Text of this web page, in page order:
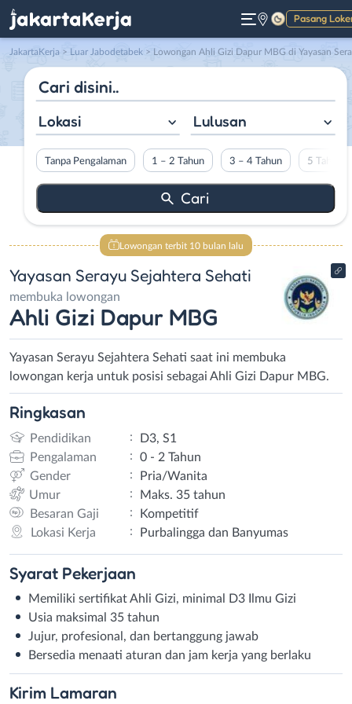
Pasang
Gelap
JakartaKerja > Luar Jabodetabek > Lowongan Ahli Gizi Dapur MBG di Yayasan Serayu Sejahtera Sehati
Lokasi Lulusan
Tanpa Pengalaman 1 – 2 Tahun 3 – 4 Tahun 5 Tahun
Lowongan terbit 10 bulan lalu
Yayasan Serayu Sejahtera Sehati
membuka lowongan
Ahli Gizi Dapur MBG
Yayasan Serayu Sejahtera Sehati saat ini membuka
lowongan kerja untuk posisi sebagai Ahli Gizi Dapur MBG.
Ringkasan
Pendidikan :
D3, S1
Pengalaman
:
0 - 2 Tahun
Gender
:
Pria/Wanita
Umur
:
Maks. 35 tahun
Besaran Gaji
:
Kompetitif
Lokasi Kerja
: Purbalingga dan Banyumas
Syarat Pekerjaan
Memiliki sertifikat Ahli Gizi, minimal D3 Ilmu Gizi
Usia maksimal 35 tahun
Jujur, profesional, dan bertanggung jawab
Bersedia menaati aturan dan jam kerja yang berlaku
Kirim Lamaran